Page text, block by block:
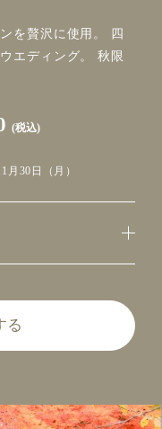
を贅沢に使用。 四
エディング。 秋限
(税込)
月30日（月）
る